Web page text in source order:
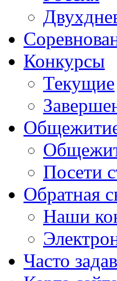
Конкурсы
Текущие
Посети
Обратная
Наши
Часто